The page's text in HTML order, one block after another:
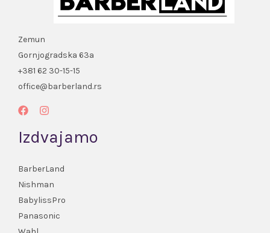
Zemun
Gornjogradska 63a
+381 62 30-15-15
office@barberland.rs
Izdvajamo
BarberLand
Nishman
BabylissPro
Panasonic